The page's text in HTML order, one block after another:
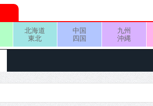
北海道
東北
中国
四国
九州
沖縄